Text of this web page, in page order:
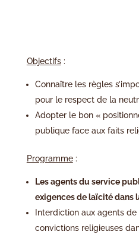
Objectifs:
Connaître les règles
pour le respect de la
Adopter le bon «
publique face aux faits
Programme:
Les agents du service
exigences de laïcité dans
Interdiction aux agents
convictions religieuses